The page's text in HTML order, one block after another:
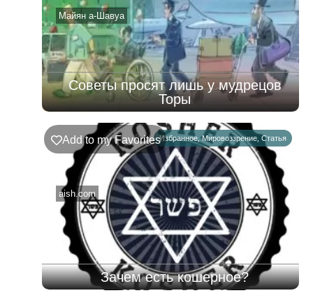
08.08.2026
Майян а-Шавуа
Советы просят лишь у мудрецов
Торы
Избранное ,Мировоззрение Статья
aish.com
Add to my Favorites
Зачем есть кошерное?